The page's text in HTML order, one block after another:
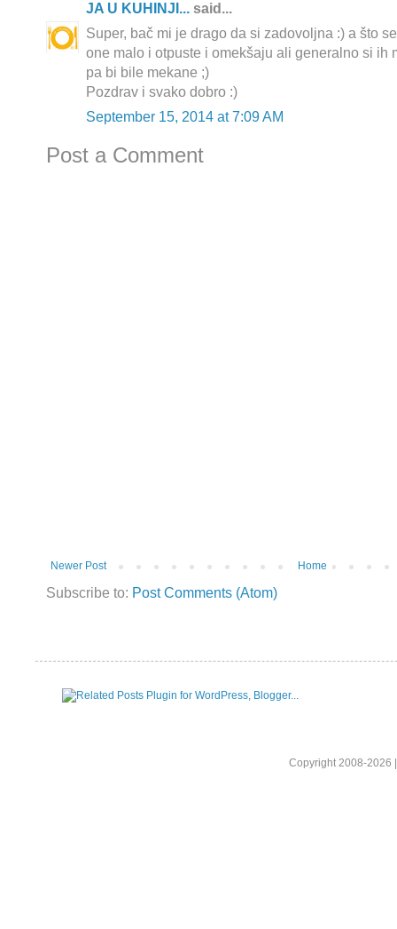
JA U KUHINJI... said...
Super, bač mi je drago da si zadovoljna :) a što
one malo i otpuste i omekšaju ali generalno si ih
pa bi bile mekane ;)
Pozdrav i svako dobro :)
September 15, 2014 at 7:09 AM
Post a Comment
Newer Post Home
Subscribe to: Post Comments (Atom)
Copyright 2008-2026